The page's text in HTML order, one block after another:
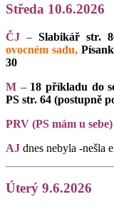
Středa 10.6.2026
ČJ – Slabikář str.
ovocném sadu,
30
M –18 příkladu do
PS str. 64 (postupně
PRV (PS mám u
AJ dnes nebyla -nešla
Úterý 9.6.2026